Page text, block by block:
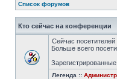
Список форумов
Кто сейчас на конференции
Сейчас
Больше всего
Легенда ::